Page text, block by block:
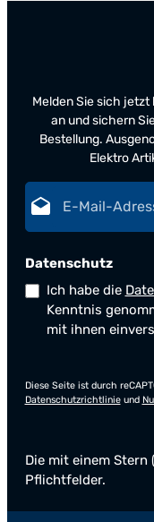
Melden Sie sich
an und sichern
Bestellung.
Elektro
Datenschutz
Ich habe die
Kenntnis
mit ihnen
Diese Seite ist durch
Datenschutzrichtlinieund
Die mit einem
Pflichtfelder.